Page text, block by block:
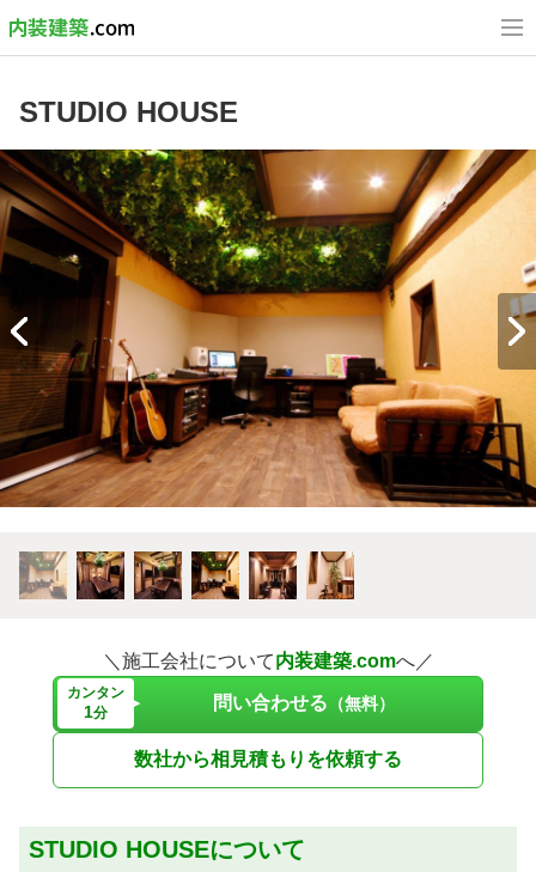
STUDIO HOUSE
＼施工会社について内装建築.comへ／
カンタン
1分 問い合わせる （無料）
数社から相見積もりを依頼する
STUDIO HOUSEについて